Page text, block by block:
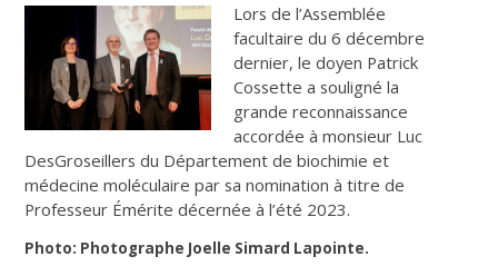
Lors de l’Assemblée
facultaire du 6 décembre
dernier, le doyen Patrick
Cossette a souligné la
grande reconnaissance
accordée à monsieur Luc
DesGroseillers du Département de biochimie et
médecine moléculaire par sa nomination à titre de
Professeur Émérite décernée à l’été 2023.
Photo: Photographe Joelle Simard Lapointe.